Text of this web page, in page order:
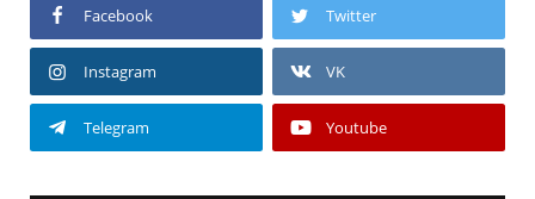
Facebook Twitter
Instagram VK
Telegram Youtube